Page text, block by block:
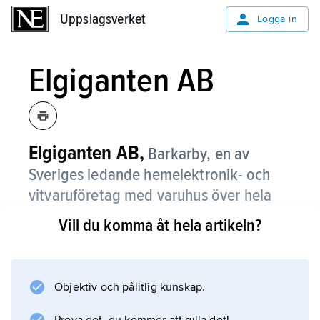
Uppslagsverket Logga in
Elgiganten AB
Elgiganten AB, Barkarby, en av
Sveriges ledande hemelektronik- och
vitvaruföretag med varuhus över hela
landet.
International plc.
Vill du komma åt hela artikeln?
Objektiv och pålitlig kunskap.